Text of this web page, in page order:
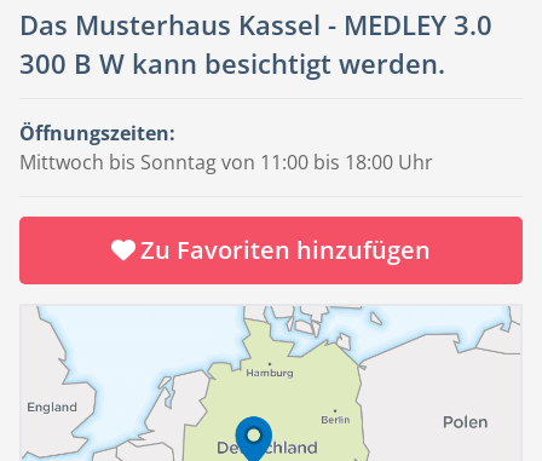
Das Musterhaus Kassel - MEDLEY 3.0
300 B W kann besichtigt werden.
Öffnungszeiten:
Mittwoch bis Sonntag von 11:00 bis 18:00 Uhr
Zu Favoriten hinzufügen